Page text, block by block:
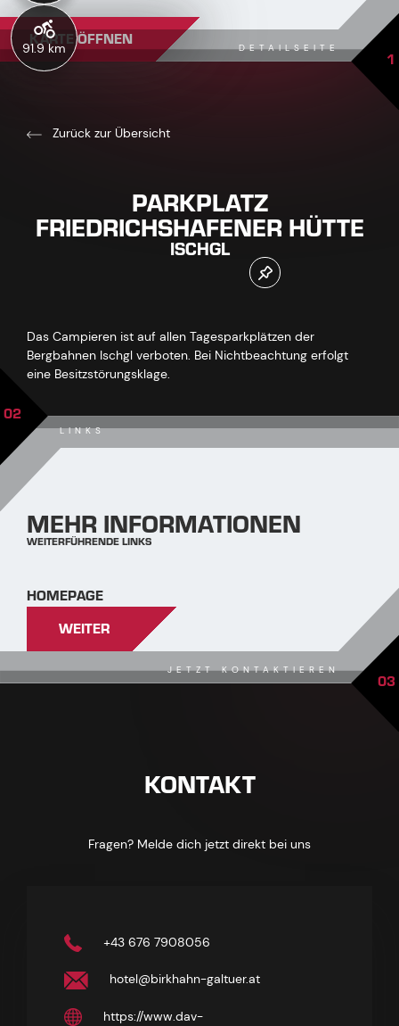
91.9 km
KARTE ÖFFNEN DETAILSEITE 1
Zurück zur Übersicht
PARKPLATZ
FRIEDRICHSHAFENER HÜTTE
ISCHGL
Das Campieren ist auf allen Tagesparkplätzen der
Bergbahnen Ischgl verboten. Bei Nichtbeachtung erfolgt
eine Besitzstörungsklage.
LINKS
02
MEHR INFORMATIONEN
WEITERFÜHRENDE LINKS
HOMEPAGE
WEITER
JETZT KONTAKTIEREN 03
KONTAKT
Fragen? Melde dich jetzt direkt bei uns
+43 676 7908056
hotel@birkhahn-galtuer.at
https://www.dav-